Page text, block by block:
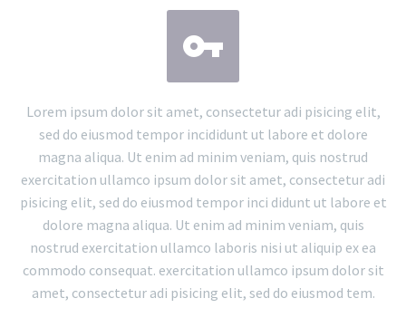


Lorem ipsum dolor sit amet, consectetur adi pisicing elit,
sed do eiusmod tempor incididunt ut labore et dolore
magna aliqua. Ut enim ad minim veniam, quis nostrud
exercitation ullamco ipsum dolor sit amet, consectetur adi
pisicing elit, sed do eiusmod tempor inci didunt ut labore et
dolore magna aliqua. Ut enim ad minim veniam, quis
nostrud exercitation ullamco laboris nisi ut aliquip ex ea
commodo consequat. exercitation ullamco ipsum dolor sit
amet, consectetur adi pisicing elit, sed do eiusmod tem.